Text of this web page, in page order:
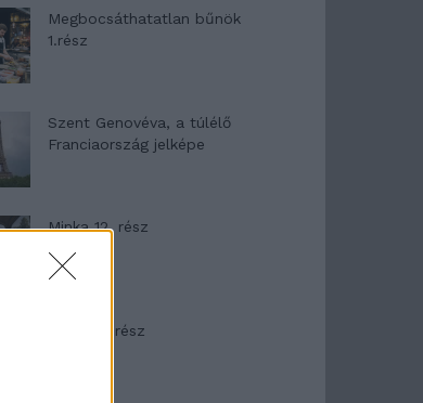
Megbocsáthatatlan bűnök
1.rész
Szent Genovéva, a túlélő
Franciaország jelképe
Minka 12. rész
Minka 11. rész